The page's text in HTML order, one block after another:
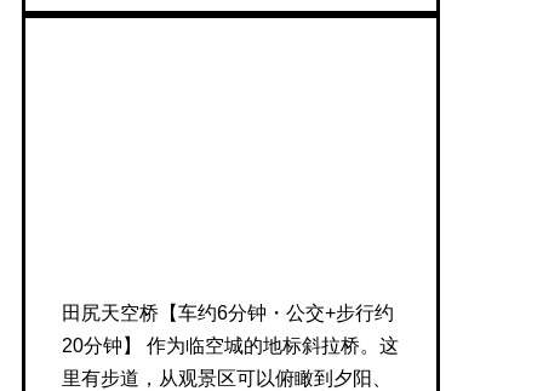
田尻天空桥【车约6分钟・公交+步行约
20分钟】 作为临空城的地标斜拉桥。这
里有步道，从观景区可以俯瞰到夕阳、